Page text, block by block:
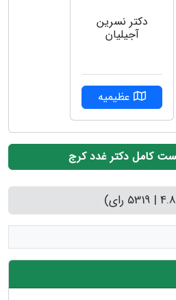
دکتر نسرین
آجیلیان
عظیمیه
کامل دکتر غدد کرج